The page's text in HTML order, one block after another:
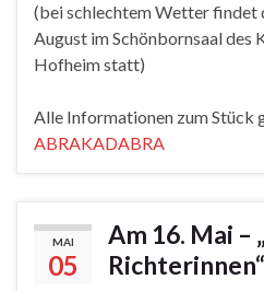
(bei schlechtem Wetter findet
August im Schönbornsaal des
Hofheim statt)
Alle Informationen zum Stück
ABRAKADABRA
MAI
05
Am 16. Mai –